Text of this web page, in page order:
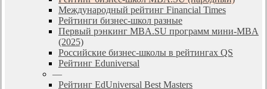
Международный рейтинг Financial Times
Рейтинги бизнес-школ разные
Первый рэнкинг MBA.SU программ мини-MBA
(2025)
Российские бизнес-школы в рейтингах QS
Рейтинг Eduniversal
—
Рейтинг EdUniversal Best Masters